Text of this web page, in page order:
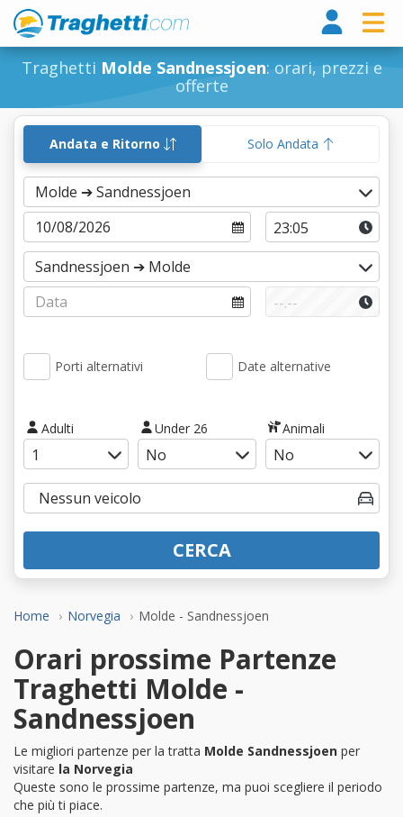
Traghetti Molde Sandnessjoen: orari, prezzi e
offerte
Home Norvegia Molde - Sandnessjoen
Andata e Ritorno Solo Andata
Porti alternativi Date alternative
Adulti Under 26 Animali
CERCA
Orari prossime Partenze
Traghetti Molde -
Sandnessjoen
Le migliori partenze per la tratta Molde Sandnessjoen per
visitare la Norvegia
Queste sono le prossime partenze, ma puoi scegliere il periodo
che più ti piace.